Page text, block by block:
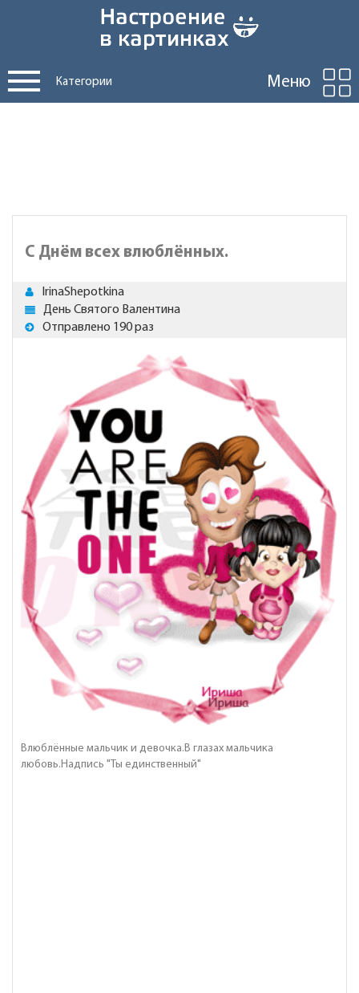
Категории Меню
С Днём всех влюблённых.
IrinaShepotkina
День Святого Валентина
Отправлено 190 раз
Влюблённые мальчик и девочка.В глазах мальчика
любовь.Надпись "Ты единственный"